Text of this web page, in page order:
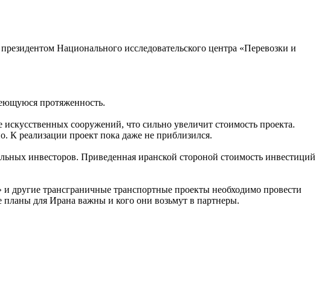
президентом Национального исследовательского центра «Перевозки и
протяженность.
сооружений, что сильно увеличит стоимость проекта.
К реализации проект пока даже не приблизился.
инвесторов. Приведенная иранской стороной стоимость инвестиций
трансграничные транспортные проекты необходимо провести
для Ирана важны и кого они возьмут в партнеры.